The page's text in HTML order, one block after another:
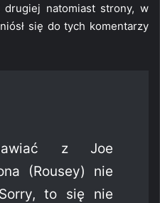
drugiej natomiast strony, w
się do tych komentarzy
z Joe
(Rousey) nie
to się nie